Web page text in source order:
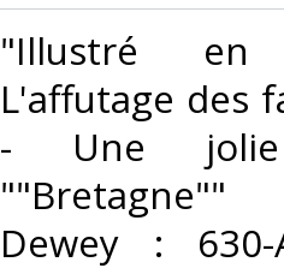
‎"Illustré
L'affutage des
- Une
""Bretagne""
Dewey :